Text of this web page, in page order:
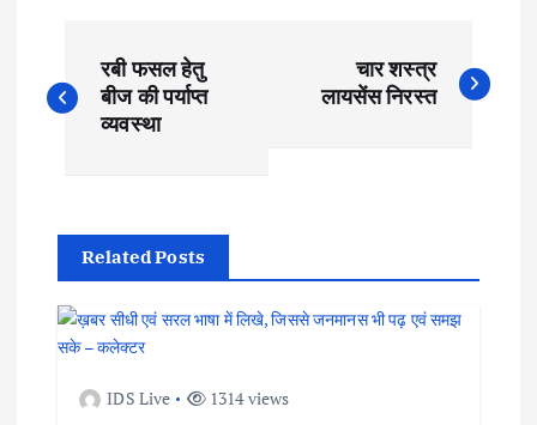
o
t
n
a
रबी फसल हेतु
बीज की पर्याप्त
व्यवस्था
चार शस्त्र
लायसेंस निरस्त
Related Posts
IDS Live 1314 views